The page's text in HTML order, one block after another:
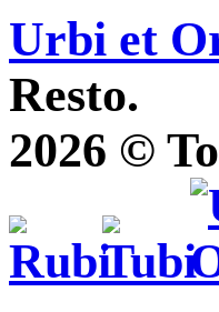
Urbi et
Resto.
2026 ©